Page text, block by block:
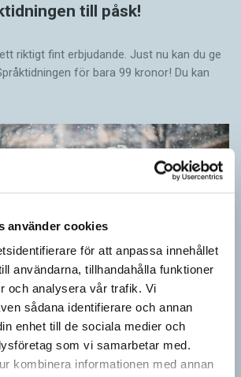
använder cookies
för att anpassa innehållet
användarna, tillhandahålla funktioner
och analysera vår trafik. Vi
sådana identifierare och annan
enhet till de sociala medier och
som vi samarbetar med.
kombinera informationen med annan
till påsk!
riktigt fint erbjudande. Just nu kan du ge
för bara 99 kronor! Du kan
namn